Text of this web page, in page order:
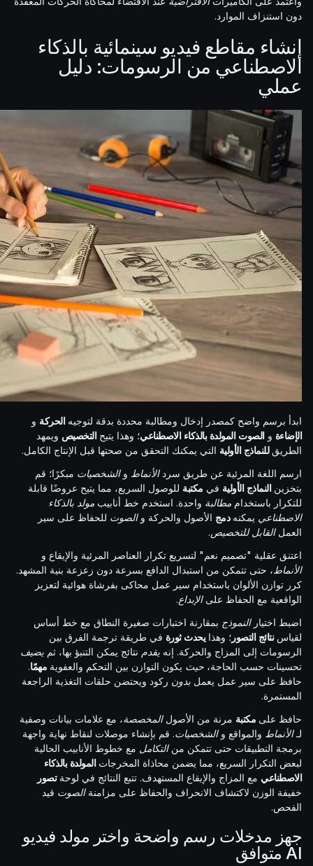
دون استنزاف الموارد.
إنشاء مقاطع فيديو سينمائية بالذكاء
الاصطناعي من الرسومات: دليل
عملي
ابدأ برسم واضح كمصدر إدخال ومطالبة محددة بدقة لتوجيهالحركة و
الإضاءة والصوت المولدة بالذكاء الاصطناعي؛ وهذا يتيحالتخصيص ويمهد
الطريقللنماذج الأولية التي يمكنك التحقق من صحتها قبل الإنتاج الكامل.
ارسم اللغة المرئية عن طريق سردالأنماط والشخصيات مبكرًا؛ قم
بتخزينالنماذج الأولية في مكتبة للوصول السريع، مما يتيح عروضًا قابلة
للتكرار باستخدام مطالبة واحدة. استخدم خط أنابيب مولد بالذكاء
الاصطناعي يمكنهدمج الأصول والحركة والصوت للحفاظ على سير
العملالقابل للتخصيص.
اعتنق عقلية "تصميم نعم" لتسريع تكرار العناصر المرئية والإيقاع و
الأنماط، حتى تتمكن من استبدال الدافع بسرعة دون زعزعة بنية المشهد.
كرر توازن الألوان باستخدام سير عمل محاكى بفرشاة هوائية لتعزيز
الواقعية مع الحفاظ علىالإبداع.
اضبط اختيارالنموذج بمقارنة اختبارات صغيرة النطاق مع خط أساس
لقياسنتائج التصور ؛ وهذايحدث ثورة في طريقة ترجمة الفرق بين
الرسومات إلى المزاج والحركة. إنه يقدم نتائج يمكن التنبؤ بها، ثم يضيف
تحسينات حسب الحاجة، حيث يكون التوازن بين التحكم والعفوية مهمًا.
حافظ على سير عمل يعمل بدون ركود ويحتضن حلقات التغذية الراجعة
المستمرة.
حافظ على مكتبة مرنة من الأصولالمخصصة، مع علامات بيانات وصفية
لـالأنماط والمواقع والشخصيات. قم بإنشاء موصلات لنقاط نهاية واجهة
برمجة التطبيقات حتى تتمكن منالتكامل مع خطوط الأنابيب الحالية
لبعض التكرار السريع، مما يضمن محاذاة المخرجاتالمولدة بالذكاء
الاصطناعي مع المزاج والإيقاع المستهدف. تتبع النتائج في لوحةتصور
خفيفة الوزن لاكتشاف الانحراف والحفاظ على مزامنةالصوت قيد
الفحص.
جهز مدخلات رسم واضحة واختر مولد فيديو
AI متوافق